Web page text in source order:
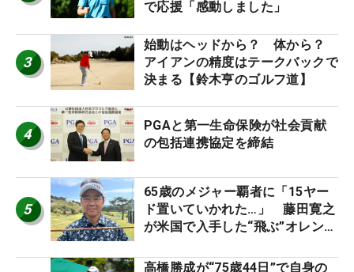
で応援「感動しました」
3
始動はヘッドから？ 体から？
アイアンの精度はテークバックで
決まる【鈴木亨のゴルフ道】
4
PGAと第一生命保険が社会貢献
の包括連携協定を締結
5
65歳のメジャー覇者に「15ヤー
ド置いていかれた…」 藤田寛之
が米国で入手した“飛ぶ”オレンジ
高橋勝成が“75歳44日”で自身の